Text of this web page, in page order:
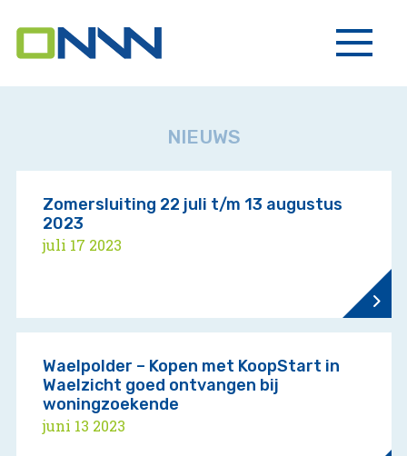
NIEUWS
Zomersluiting 22 juli t/m 13 augustus
2023
juli 17 2023
Waelpolder – Kopen met KoopStart in
Waelzicht goed ontvangen bij
woningzoekende
juni 13 2023